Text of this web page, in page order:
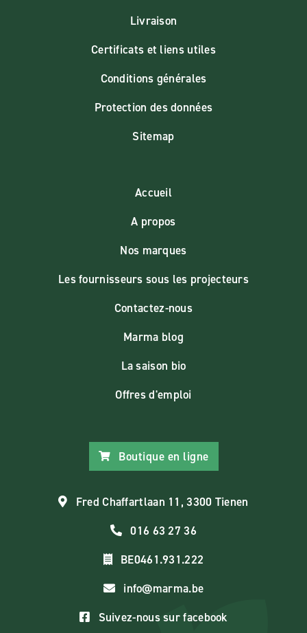
Livraison
Certificats et liens utiles
Conditions générales
Protection des données
Sitemap
Accueil
A propos
Nos marques
Les fournisseurs sous les projecteurs
Contactez-nous
Marma blog
La saison bio
Offres d'emploi
Boutique en ligne
Fred Chaffartlaan 11, 3300 Tienen
016 63 27 36
BE0461.931.222
info@marma.be
Suivez-nous sur facebook